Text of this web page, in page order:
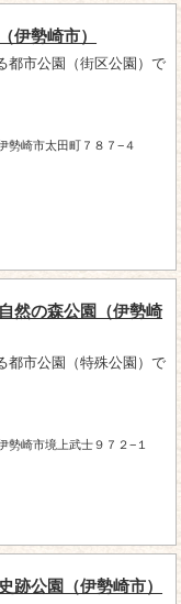
伊勢崎市）
都市公園（街区公園）で
勢崎市太田町７８７−４
然の森公園（伊勢崎
都市公園（特殊公園）で
勢崎市境上武士９７２−１
跡公園（伊勢崎市）